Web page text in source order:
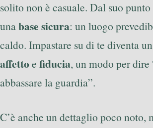
solito non è casuale. Dal suo
unabase sicura: un luogo
caldo. Impastare su di te diventa
affettoe fiducia, un modo per dire
abbassare la guardia”.
C’è anche un dettaglio poco noto,